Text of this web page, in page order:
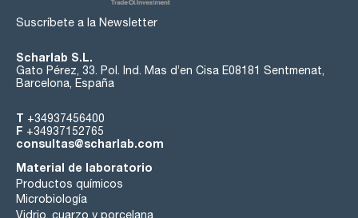
Suscríbete a la Newsletter
Scharlab S.L.
Gato Pérez, 33. Pol. Ind. Mas d’en Cisa E08181 Sentmenat,
Barcelona, España
T +34937456400
F +34937152765
consultas@scharlab.com
Material de laboratorio
Productos químicos
Microbiología
Vidrio, cuarzo y porcelana